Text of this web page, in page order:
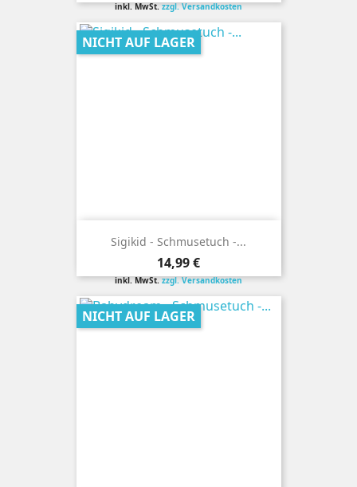
inkl. MwSt.zzgl. Versandkosten
Sigikid - Schmusetuch -...
Preis
14,99 €
inkl. MwSt.zzgl. Versandkosten
NICHT AUF LAGER
NICHT AUF LAGER